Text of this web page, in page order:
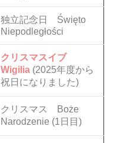
独立記念日 Święto
Niepodległości
クリスマスイブ
Wigilia (2025年度から
祝日になりました)
クリスマス Boże
Narodzenie (1日目)